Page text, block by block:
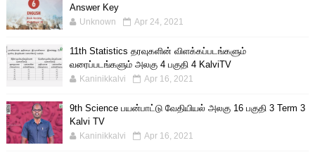
Answer Key
Unknown Apr 24, 2021
11th Statistics தரவுகளின் விளக்கப்படங்களும்
வரைப்படங்களும் அலகு 4 பகுதி 4 KalviTV
Kaninikkalvi Apr 16, 2021
9th Science பயன்பாட்டு வேதியியல் அலகு 16 பகுதி 3 Term 3
Kalvi TV
Kaninikkalvi Apr 16, 2021